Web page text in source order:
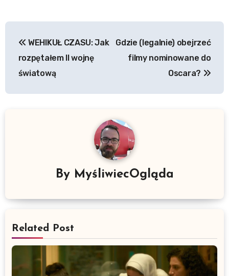
wpisu
WEHIKUŁ CZASU: Jak
rozpętałem II wojnę
światową
Gdzie (legalnie) obejrzeć
filmy nominowane do
Oscara?
By MyśliwiecOgląda
Related Post